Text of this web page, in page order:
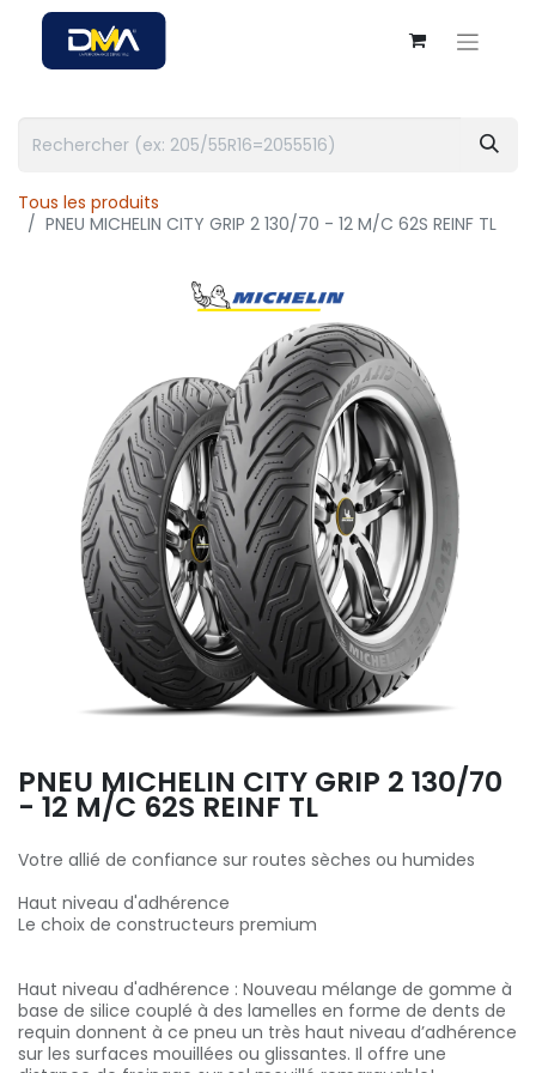
Tous les produits
PNEU MICHELIN CITY GRIP 2 130/70 - 12 M/C 62S REINF TL
PNEU MICHELIN CITY GRIP 2 130/70
- 12 M/C 62S REINF TL
Votre allié de confiance sur routes sèches ou humides
Haut niveau d'adhérence
Le choix de constructeurs premium
Haut niveau d'adhérence : Nouveau mélange de gomme à
base de silice couplé à des lamelles en forme de dents de
requin donnent à ce pneu un très haut niveau d’adhérence
sur les surfaces mouillées ou glissantes. Il offre une